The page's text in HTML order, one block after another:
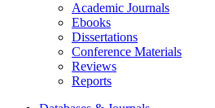
Academic Journals
Ebooks
Dissertations
Conference Materials
Reviews
Reports